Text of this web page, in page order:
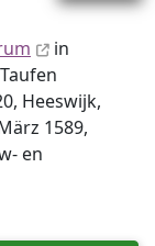
in
Heeswijk,
1589,
en